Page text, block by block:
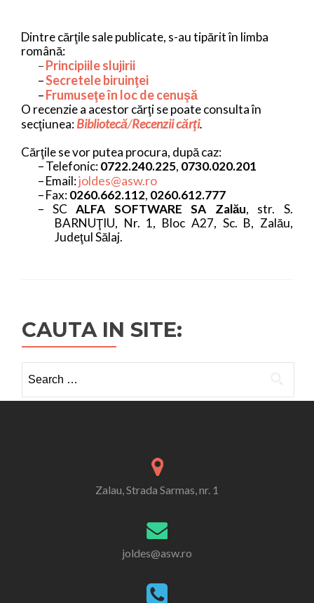
Dintre cărţile sale publicate, s-au tipărit în limba
română:
–Principiile slujirii
–Secretele biruinţei
–Frumuseţe în loc de cenuşă
O recenzie a acestor cărţi se poate consulta în
secţiunea:Bibliotecă/Recenzii cărţi.
Cărţile se vor putea procura, după caz:
–Telefonic:0722.240.225, 0730.020.201
–Email:joldes@asw.ro
–Fax:0260.662.112, 0260.612.777
–
SCALFA SOFTWARE SA Zalău, str. S.
BARNUŢIU, Nr. 1, Bloc A27, Sc. B, Zalău,
Judeţul Sălaj.
CAUTA IN SITE:
for:
Zalau, Strada Sarmas, nr. 1
joldes@asw.ro